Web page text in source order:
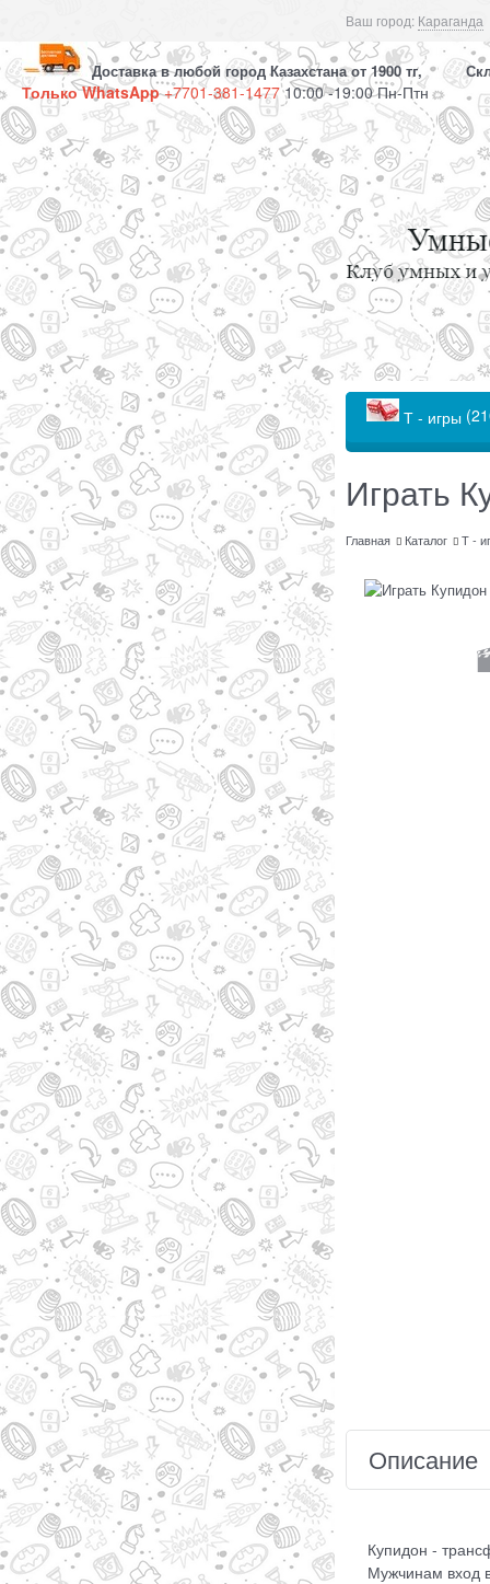
Ваш город: Караганда
Доставка в любой город Казахстана от 1900 тг,
Только WhatsApp+7701-381-147710:00 -19:00 Пн-Птн
Т - игры
Играть
Главная Каталог Т -
Описание
Купидон -
Мужчинам вход